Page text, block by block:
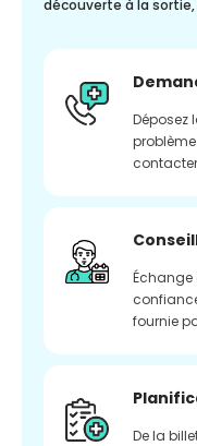
découverte à la
Déposez
Échange
fournie
De la